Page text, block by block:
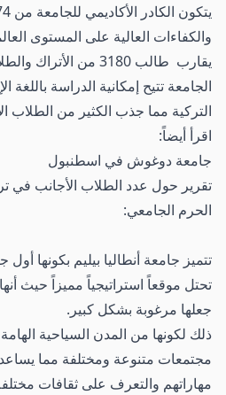
والكفاءات العالية على المستوى
يقارب طالب 3180 من
الجامعة تتيح إمكانية الدراسة باللغة
التركية مما جذب الكثير من الطلاب
اقرأ أيضاً:
جامعة دوغوش في اسطنبول
تقرير حول عدد الطلاب الأجانب في
الحرم الجامعي:
تتميز جامعة أنطاليا بيليم بكونها
تحتل موقعاً استراتيجياً مميزاً حيث
جعلها مرغوبة بشكل كبير.
ذلك لكونها من المدن السياحية
مجتمعات متنوعة ومختلفة مما
مهاراتهم والتعرف على ثقافات